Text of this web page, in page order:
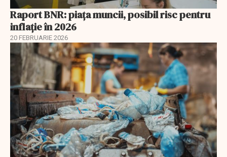
Raport BNR: piața muncii, posibil risc pentru
inflație în 2026
20 FEBRUARIE 2026